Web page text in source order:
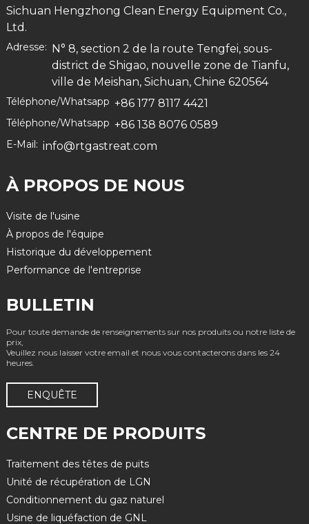
Sichuan Hengzhong Clean Energy Equipment Co.,
Ltd.
Adresse: N° 8, section 2 de la route Tengfei, sous-
district de Shigao, nouvelle zone de Tianfu,
ville de Meishan, Sichuan, Chine 620564
Téléphone/Whatsapp +86 177 8117 4421
Téléphone/Whatsapp +86 138 8076 0589
E-Mail: info@rtgastreat.com
À PROPOS DE NOUS
Visite de l'usine
À propos de l'équipe
Historique du développement
Performance de l'entreprise
BULLETIN
Pour toute demande de renseignements sur nos produits ou notre liste de
prix,
Veuillez nous laisser votre email et nous vous contacterons dans les 24
heures.
ENQUÊTE
CENTRE DE PRODUITS
Traitement des têtes de puits
Unité de récupération de LGN
Conditionnement du gaz naturel
Usine de liquéfaction de GNL